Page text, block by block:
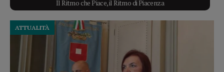
Il Ritmo che Piace, il Ritmo di Piacenza
ATTUALITÀ